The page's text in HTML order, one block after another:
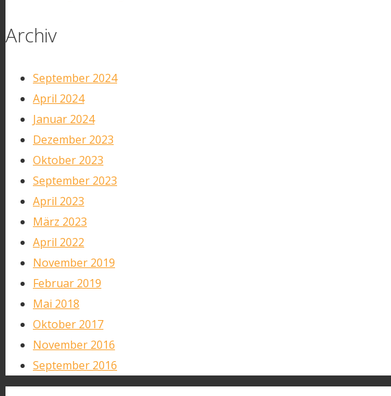
Archiv
September 2024
April 2024
Januar 2024
Dezember 2023
Oktober 2023
September 2023
April 2023
März 2023
April 2022
November 2019
Februar 2019
Mai 2018
Oktober 2017
November 2016
September 2016